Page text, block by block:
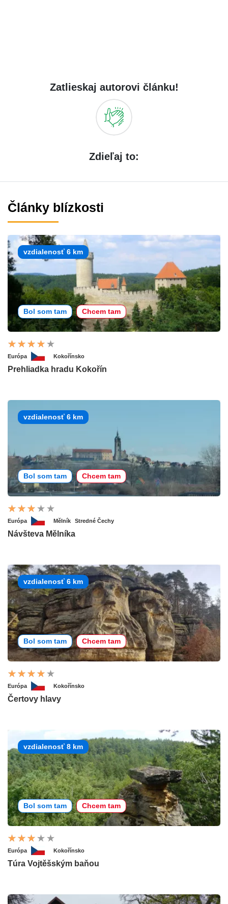
Zatlieskaj autorovi článku!
Zdieľaj to:
Články blízkosti
vzdialenosť 6 km
Bol som tam Chcem tam
Európa Kokořínsko
Prehliadka hradu Kokořín
vzdialenosť 6 km
Bol som tam Chcem tam
Európa Mělník Stredné Čechy
Návšteva Mělníka
vzdialenosť 6 km
Bol som tam Chcem tam
Európa Kokořínsko
Čertovy hlavy
vzdialenosť 8 km
Bol som tam Chcem tam
Európa Kokořínsko
Túra Vojtěšským baňou